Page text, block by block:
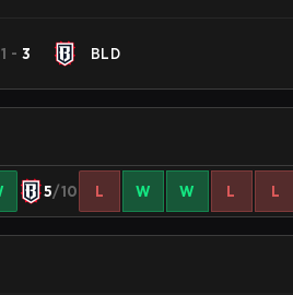
1 -3 BLD
5/10 L W W L L